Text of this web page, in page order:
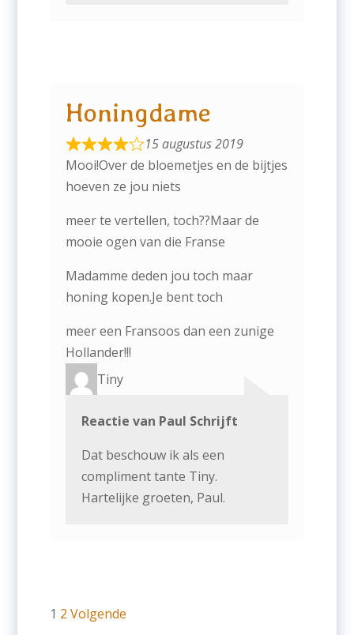
Honingdame
15 augustus 2019
Mooi!Over de bloemetjes en de bijtjes
hoeven ze jou niets
meer te vertellen, toch??Maar de
mooie ogen van die Franse
Madamme deden jou toch maar
honing kopen.Je bent toch
meer een Fransoos dan een zunige
Hollander!!!
Tiny
Reactie van Paul Schrijft
Dat beschouw ik als een
compliment tante Tiny.
Hartelijke groeten, Paul.
Site
beoordelingen
Pagina
1 Pagina
2 Volgende